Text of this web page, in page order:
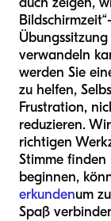
verwandeln
werden Sie
zu helfen,
Frustration,
reduzieren.
richtigen
Stimme finden
beginnen,
erkundenum
Spaß